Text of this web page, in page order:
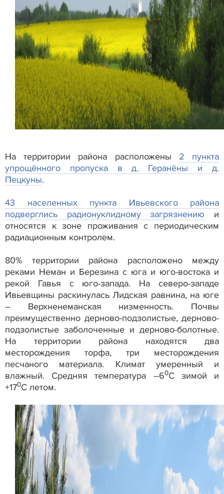
На территории района расположены 2 пункта
упрощённого пропуска в д. Геранёны и д.
Пецкуны.
43 населенных пункта Ивьевского района
подверглись радионуклидному загрязнению и
относятся к зоне проживания с периодическим
радиационным контролем.
80% территории района расположено между
реками Неман и Березина с юга и юго-востока и
рекой Гавья с юго-запада. На северо-западе
Ивьевщины раскинулась Лидская равнина, на юге
– Верхненеманская низменность. Почвы
преимущественно дерново-подзолистые, дерново-
подзолистые заболоченные и дерново-болотные.
На территории района находятся два
месторождения торфа, три месторождения
песчаного материала. Климат умеренный и
влажный. Средняя температура –60С зимой и
+170С летом.